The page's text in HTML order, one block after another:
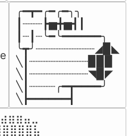
╭━┳━╭━╭━╮╮
┃┈┈┈┣▅╋▅┫┃
┃┈┃┈╰━╰━━━━━━╮
╰┳╯┈┈┈┈┈┈┈┈┈◢▉◣
╲┃┈┈┈┈┈┈┈┈┈▉▉▉
╲┃┈┈┈┈┈┈┈┈┈◥▉◤
╲┃┈┈┈┈╭━┳━━━━╯
╲┣━━━━━━┫﻿